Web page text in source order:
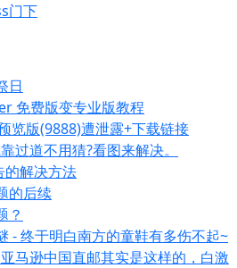
门下
日
免费版变专业版教程
览版(9888)遭泄露+下载链接
过道不用猜?看图来解决。
解决方法
的后续
？
- 终于明白南方的童鞋有多伤不起~
马逊中国直邮其实是这样的，白激